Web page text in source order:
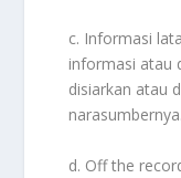
c. Informasi
informasi atau
disiarkan atau
narasumbernya.
d. Off the